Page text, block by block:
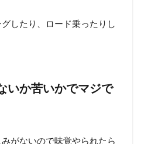
したり、ロード乗ったりし
いか苦いかでマジで
がないので味覚やられたら